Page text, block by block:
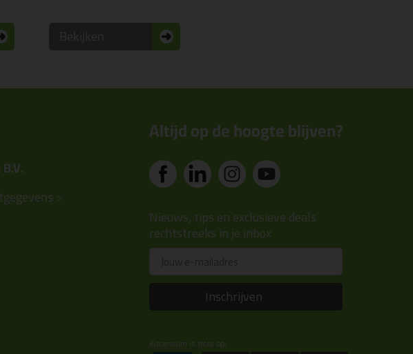
>
Altijd op de hoogte blijven?
Nieuws, tips en exclusieve deals
rechtstreeks in je inbox
Inschrijven
Kitcentrum is trots op: